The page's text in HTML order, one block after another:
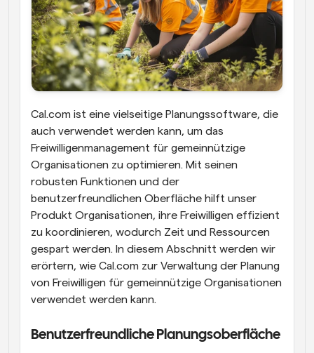
Cal.com ist eine vielseitige Planungssoftware, die
auch verwendet werden kann, um das
Freiwilligenmanagement für gemeinnützige
Organisationen zu optimieren. Mit seinen
robusten Funktionen und der
benutzerfreundlichen Oberfläche hilft unser
Produkt Organisationen, ihre Freiwilligen effizient
zu koordinieren, wodurch Zeit und Ressourcen
gespart werden. In diesem Abschnitt werden wir
erörtern, wie Cal.com zur Verwaltung der Planung
von Freiwilligen für gemeinnützige Organisationen
verwendet werden kann.
Benutzerfreundliche Planungsoberfläche